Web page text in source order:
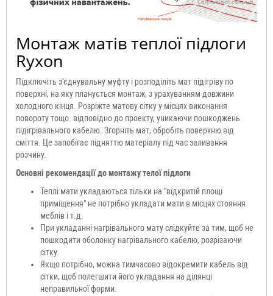
Монтаж матів теплої підлоги
Ryxon
Підключіть з'єднувальну муфту і розподіліть мат підігріву по
поверхні, на яку планується монтаж, з урахуванням довжини
холодного кінця. Розріжте матову сітку у місцях виконання
повороту тощо. відповідно до проекту, уникаючи пошкоджень
підігрівального кабелю. Згорніть мат, обробіть поверхню від
сміття. Це запобігає підняттю матеріалу під час заливання
розчину.
Основні рекомендації до монтажу телої підлоги
Теплі мати укладаються тільки на "відкритій площі
приміщення" не потрібно укладати мати в місцях стояння
меблів і т.д.
При укладанні нагрівального мату слідкуйте за тим, щоб не
пошкодити оболонку нагрівального кабелю, розрізаючи
сітку.
Якщо потрібно, можна тимчасово відокремити кабель від
сітки, щоб полегшити його укладання на ділянці
неправильної форми.